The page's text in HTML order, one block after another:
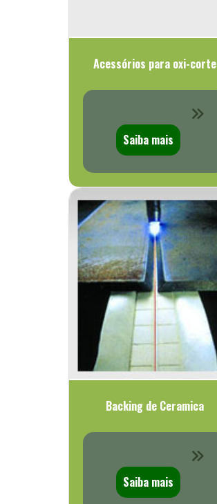
Acessórios para oxi-corte
Saiba mais
Backing de Ceramica
Saiba mais